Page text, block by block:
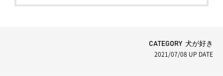
CATEGORY 犬が好き
2021/07/08 UP DATE